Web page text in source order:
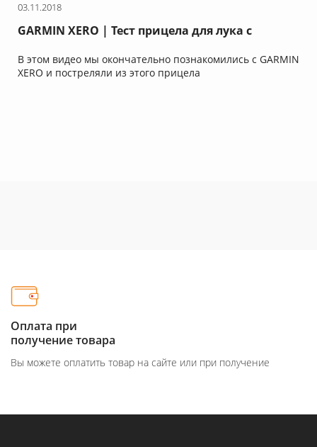
03.11.2018
GARMIN XERO | Тест прицела для лука с
Выводы | Ч.3
В этом видео мы окончательно познакомились с GARMIN
XERO и постреляли из этого прицела
Оплата при
получение товара
Вы можете оплатить товар на сайте или при получение